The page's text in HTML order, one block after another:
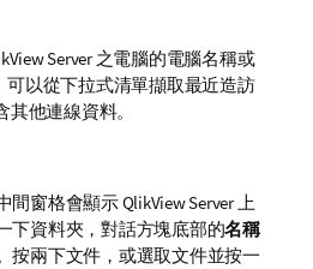
Server之電腦的電腦名稱或
可以從下拉式清單擷取最近造訪
其他連線資料。
間窗格會顯示QlikView Server上
下資料夾，對話方塊底部的名稱
按兩下文件，或選取文件並按一